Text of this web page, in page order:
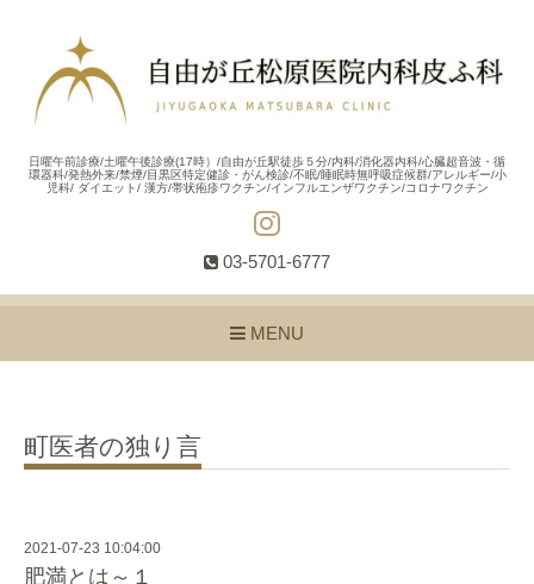
日曜午前診療/土曜午後診療(17時）/自由が丘駅徒歩５分/内科/消化器内科/心臓超音波・循
環器科/発熱外来/禁煙/目黒区特定健診・がん検診/不眠/睡眠時無呼吸症候群/アレルギー/小
児科/ ダイエット/ 漢方/帯状疱疹ワクチン/インフルエンザワクチン/コロナワクチン
03-5701-6777
MENU
町医者の独り言
2021-07-23 10:04:00
肥満とは～１